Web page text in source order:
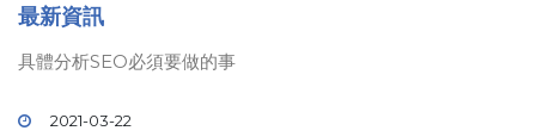
最新資訊
具體分析SEO必須要做的事
2021-03-22